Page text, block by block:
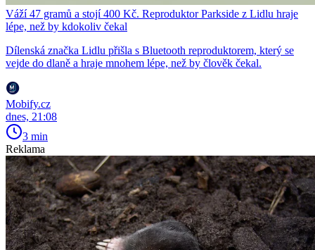
Váží 47 gramů a stojí 400 Kč. Reproduktor Parkside z Lidlu hraje
lépe, než by kdokoliv čekal
Dílenská značka Lidlu přišla s Bluetooth reproduktorem, který se
vejde do dlaně a hraje mnohem lépe, než by člověk čekal.
Mobify.cz
dnes, 21:08
3 min
Reklama